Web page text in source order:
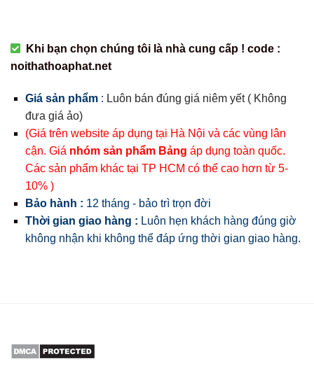
Khi bạn chọn chúng tôi là nhà cung cấp ! code :
noithathoaphat.net
Giá sản phẩm: Luôn bán đúng giá niêm yết ( Không
đưa giá ảo)
(Giá trên website áp dụng tại Hà Nội và các vùng lân
cận. Giá nhóm sản phẩm Bảng áp dụng toàn quốc.
Các sản phẩm khác tại TP HCM có thể cao hơn từ 5-
10% )
Bảo hành : 12 tháng - bảo trì trọn đời
Thời gian giao hàng : Luôn hẹn khách hàng đúng giờ
không nhận khi không thể đáp ứng thời gian giao hàng.